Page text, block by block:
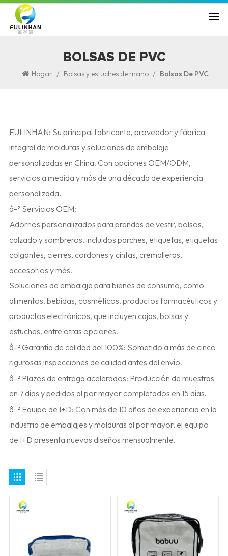
BOLSAS DE PVC
Hogar / Bolsas y estuches de mano / Bolsas De PVC
FULINHAN: Su principal fabricante, proveedor y fábrica
integral de molduras y soluciones de embalaje
personalizadas en China. Con opciones OEM/ODM,
servicios a medida y más de una década de experiencia
personalizada.
â–² Servicios OEM:
Adornos personalizados para prendas de vestir, bolsos,
calzado y sombreros, incluidos parches, etiquetas, etiquetas
colgantes, cierres, cordones y cintas, cremalleras,
accesorios y más.
Soluciones de embalaje para bienes de consumo, como
alimentos, bebidas, cosméticos, productos farmacéuticos y
productos electrónicos, que incluyen cajas, bolsas y
estuches, entre otras opciones.
â–² Garantía de calidad del 100%: Sometido a más de cinco
rigurosas inspecciones de calidad antes del envío.
â–² Plazos de entrega acelerados: Producción de muestras
en 7 días y pedidos al por mayor completados en 15 días.
â–² Equipo de I+D: Con más de 10 años de experiencia en la
industria de embalajes y molduras al por mayor, el equipo
de I+D presenta nuevos diseños mensualmente.